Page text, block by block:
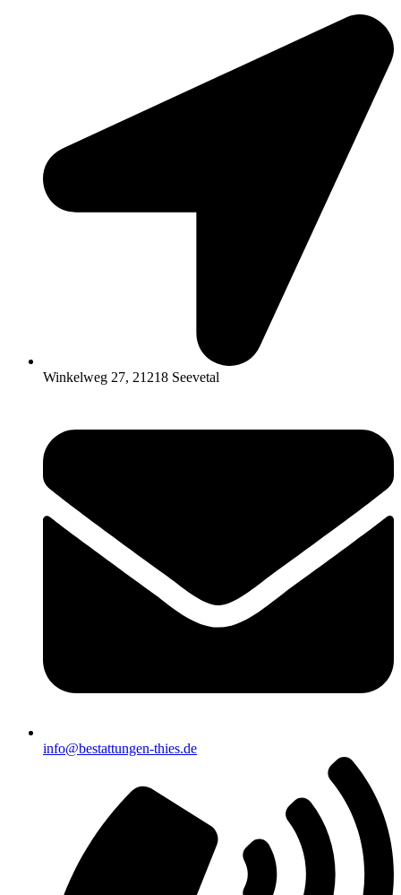
Winkelweg 27, 21218 Seevetal
info@bestattungen-thies.de